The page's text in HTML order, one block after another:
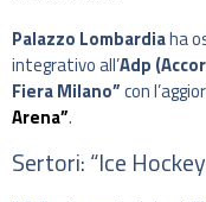
Palazzo Lombardiaha
integrativo all’Adp
Fiera Milano”con
Arena”.
Sertori: “Ice